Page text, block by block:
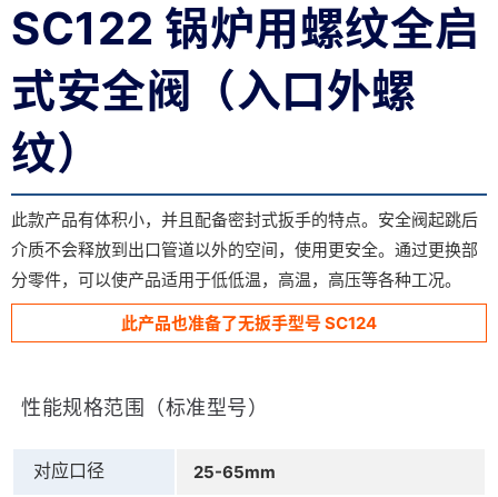
SC122 锅炉用螺纹全启
式安全阀（入口外螺
纹）
此款产品有体积小，并且配备密封式扳手的特点。安全阀起跳后
介质不会释放到出口管道以外的空间，使用更安全。通过更换部
分零件，可以使产品适用于低低温，高温，高压等各种工况。
此产品也准备了无扳手型号 SC124
性能规格范围（标准型号）
对应口径 25-65mm